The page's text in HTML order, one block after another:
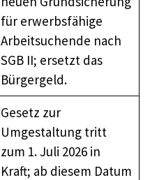
für erwerbsfähige
Arbeitsuchende nach
SGB II; ersetzt das
Bürgergeld.
Gesetz zur
Umgestaltung tritt
zum 1. Juli 2026 in
Kraft; ab diesem Datum